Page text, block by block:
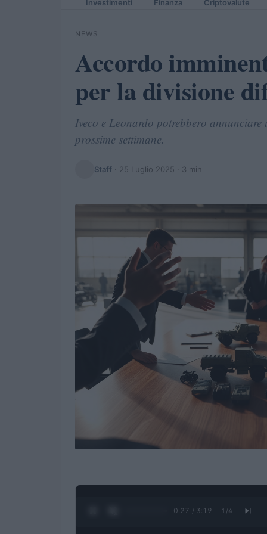
Investimenti Finanza Criptovalute
NEWS
Accordo
per la divisione
Iveco e Leonardo potrebbero
prossime settimane.
Staff · 25 Luglio 2025 · 3 min
0:28 / 3:19 1 /4